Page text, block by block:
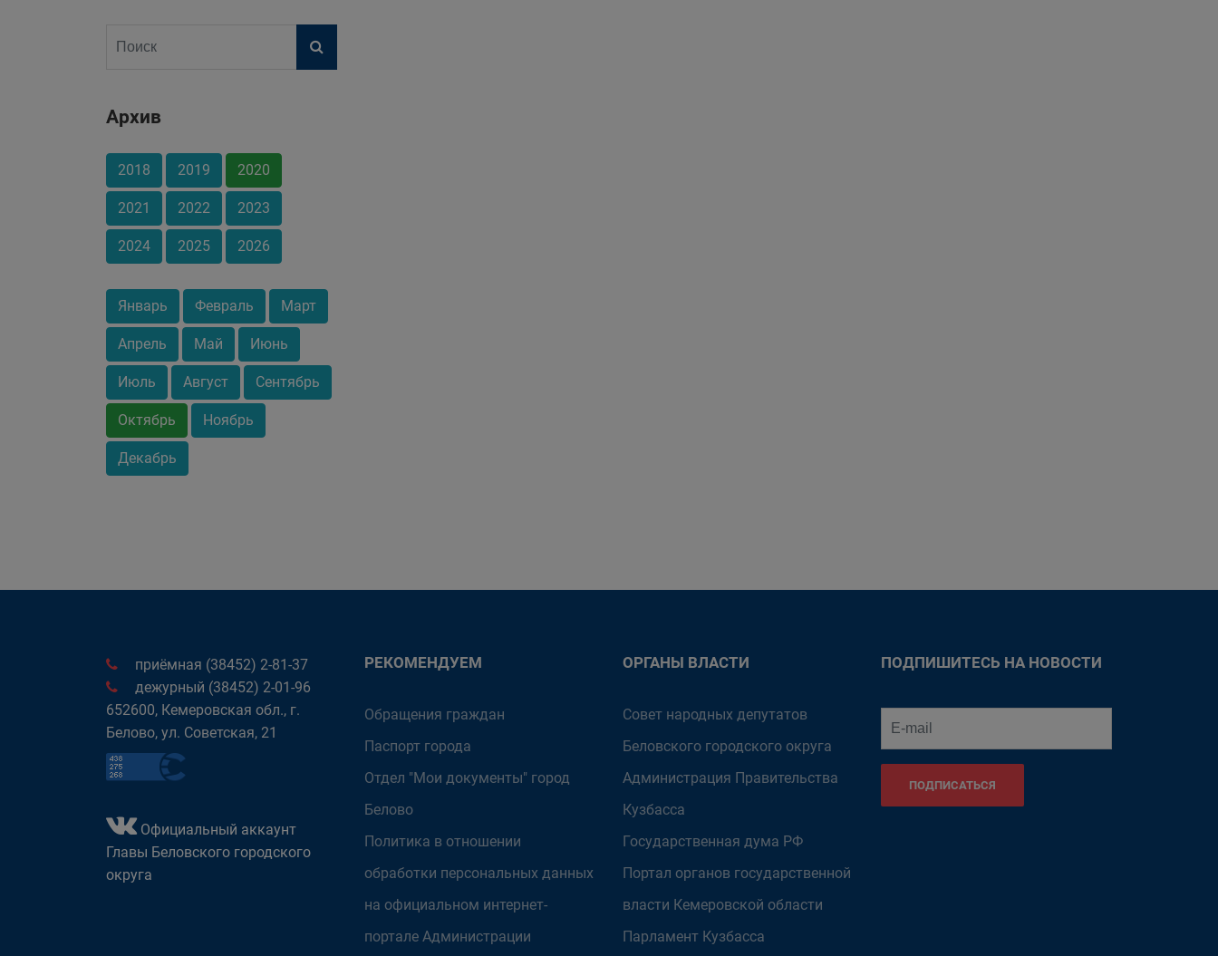
Архив
2018 2019 2020
2021 2022 2023
2024 2025 2026
Январь Февраль Март
Апрель Май Июнь
Июль Август Сентябрь
Октябрь Ноябрь
Декабрь
приёмная (38452) 2-81-37
дежурный (38452) 2-01-96
652600, Кемеровская обл., г.
Белово, ул. Советская, 21
Официальный аккаунт
Главы Беловского городского
округа
РЕКОМЕНДУЕМ
Обращения граждан
Паспорт города
Отдел "Мои документы" город
Белово
Политика в отношении
обработки персональных данных
на официальном интернет-
портале Администрации
ОРГАНЫ ВЛАСТИ
Совет народных депутатов
Беловского городского округа
Администрация Правительства
Кузбасса
Государственная дума РФ
Портал органов государственной
власти Кемеровской области
Парламент Кузбасса
ПОДПИШИТЕСЬ НА НОВОСТИ
ПОДПИСАТЬСЯ